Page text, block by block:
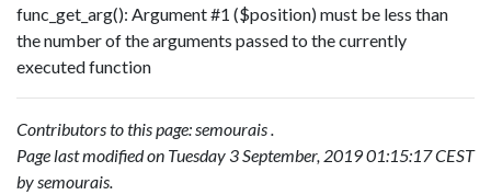
func_get_arg(): Argument #1 ($position) must be less than
the number of the arguments passed to the currently
executed function
Contributors to this page: semourais
Page last modified on Tuesday 3 September, 2019 01:15:17 CEST
by semourais